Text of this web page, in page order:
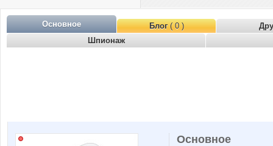
Основное Блог( 0 )
Шпионаж
Основное